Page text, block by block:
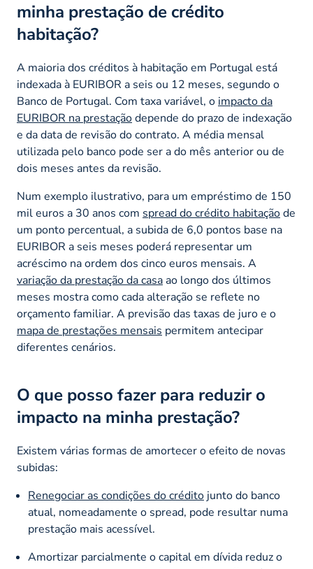
minha prestação de crédito
habitação?
A maioria dos créditos à habitação em Portugal está
indexada à EURIBOR a seis ou 12 meses, segundo o
Banco de Portugal. Com taxa variável, o impacto da
EURIBOR na prestaçãodepende do prazo de indexação
e da data de revisão do contrato. A média mensal
utilizada pelo banco pode ser a do mês anterior ou de
dois meses antes da revisão.
Num exemplo ilustrativo, para um empréstimo de 150
mil euros a 30 anos com spread do crédito habitaçãode
um ponto percentual, a subida de 6,0 pontos base na
EURIBOR a seis meses poderá representar um
acréscimo na ordem dos cinco euros mensais. A
variação da prestação da casa ao longo dos últimos
meses mostra como cada alteração se reflete no
orçamento familiar. A previsão das taxas de juro e o
mapa de prestações mensais permitem antecipar
diferentes cenários.
O que posso fazer para reduzir o
impacto na minha prestação?
Existem várias formas de amortecer o efeito de novas
subidas:
Renegociar as condições do crédito junto do banco
atual, nomeadamente o spread, pode resultar numa
prestação mais acessível.
Amortizar parcialmente o capital em dívida reduz o